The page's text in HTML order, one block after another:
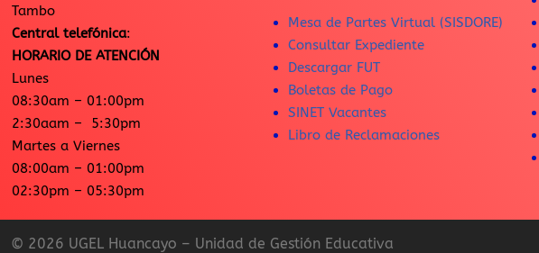
Tambo
Central telefónica:
HORARIO DE ATENCIÓN
Lunes
08:30am – 01:00pm
2:30aam – 5:30pm
Martes a Viernes
08:00am – 01:00pm
02:30pm – 05:30pm
Mesa de Partes Virtual (SISDORE)
Consultar Expediente
Descargar FUT
Boletas de Pago
SINET Vacantes
Libro de Reclamaciones
© 2026 UGEL Huancayo – Unidad de Gestión Educativa